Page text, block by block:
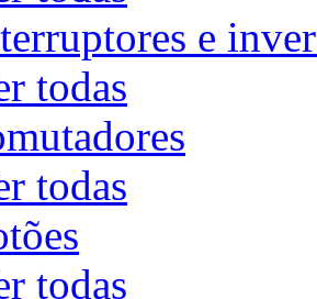
e
todas
todas
todas